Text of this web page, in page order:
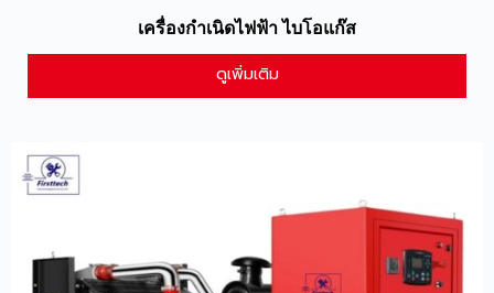
เครื่องกำเนิดไฟฟ้า ไบโอแก๊ส
ดูเพิ่มเติม